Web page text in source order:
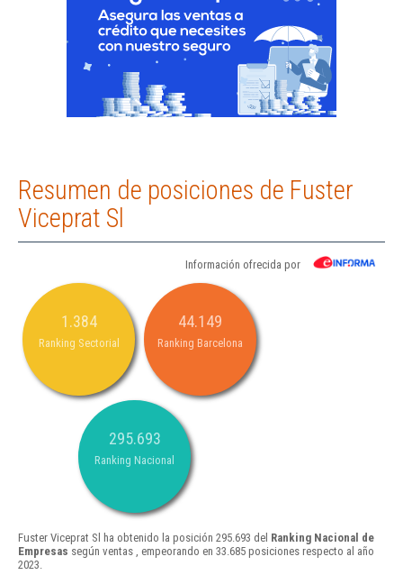
Resumen de posiciones de Fuster
Viceprat Sl
Información ofrecida por
1.384
Ranking Sectorial
44.149
Ranking Barcelona
295.693
Ranking Nacional
Fuster Viceprat Sl ha obtenido la posición 295.693 del Ranking Nacional de
Empresas según ventas , empeorando en 33.685 posiciones respecto al año
2023.